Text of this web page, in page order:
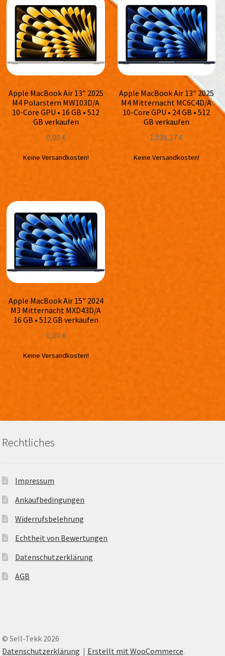
Apple MacBook Air 13″ 2025
M4 Polarstern MW103D/A
10-Core GPU • 16 GB • 512
GB verkaufen
0,00 €
Keine Versandkosten!
Apple MacBook Air 13″ 2025
M4 Mitternacht MC6C4D/A
10-Core GPU • 24 GB • 512
GB verkaufen
1.035,17€
Keine Versandkosten!
Apple MacBook Air 15″ 2024
M3 Mitternacht MXD43D/A
16 GB • 512 GB verkaufen
0,00 €
Keine Versandkosten!
Rechtliches
Impressum
Ankaufbedingungen
Widerrufsbelehrung
Echtheit von Bewertungen
Datenschutzerklärung
AGB
© Sell-Tekk 2026
Datenschutzerklärung
Erstellt mit WooCommerce.